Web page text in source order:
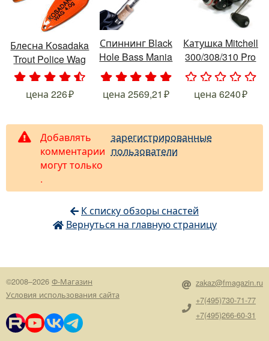
Блесна Kosadaka
Trout Police Wag
. .
цена 226
Спиннинг Black
Hole Bass Mania
. . . .
цена 2569,21
Катушка Mitchell
300/308/310 Pro
. . .
цена 6240
Добавлять
комментарии
могут только
зарегистрированные
пользователи
.
К списку обзоры снастей
Вернуться на главную страницу
©2008–2026 Ф-Магазин
Условия использования сайта
zakaz@fmagazin.ru
+7(495)730-71-77
+7(495)266-60-31